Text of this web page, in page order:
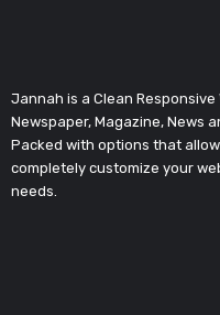
Jannah is a Clean Responsive
Newspaper, Magazine, News
Packed with options that
completely customize your
needs.